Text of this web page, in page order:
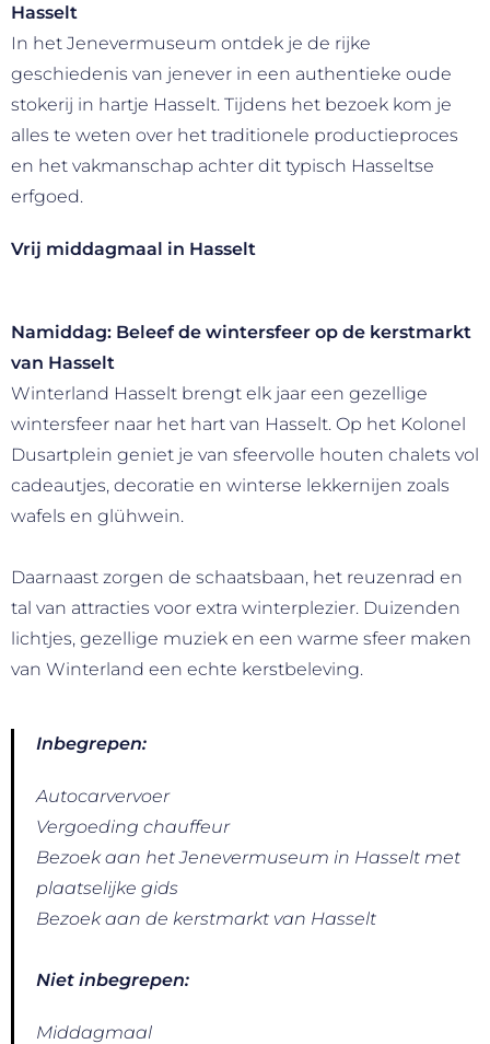
Hasselt
In het Jenevermuseum ontdek je de rijke
geschiedenis van jenever in een authentieke oude
stokerij in hartje Hasselt. Tijdens het bezoek kom je
alles te weten over het traditionele productieproces
en het vakmanschap achter dit typisch Hasseltse
erfgoed.
Vrij middagmaal in Hasselt
Namiddag: Beleef de wintersfeer op de kerstmarkt
van Hasselt
Winterland Hasselt brengt elk jaar een gezellige
wintersfeer naar het hart van Hasselt. Op het Kolonel
Dusartplein geniet je van sfeervolle houten chalets vol
cadeautjes, decoratie en winterse lekkernijen zoals
wafels en glühwein.
Daarnaast zorgen de schaatsbaan, het reuzenrad en
tal van attracties voor extra winterplezier. Duizenden
lichtjes, gezellige muziek en een warme sfeer maken
van Winterland een echte kerstbeleving.
Inbegrepen:
Autocarvervoer
Vergoeding chauffeur
Bezoek aan het Jenevermuseum in Hasselt met
plaatselijke gids
Bezoek aan de kerstmarkt van Hasselt
Niet inbegrepen:
Middagmaal